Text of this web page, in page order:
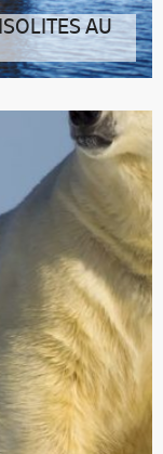
AU
Découvrez 10